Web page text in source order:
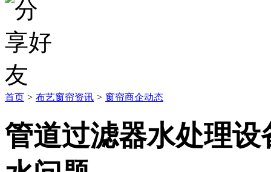
首页 > 布艺窗帘资讯 > 窗帘商企动态
管道过滤器水处理